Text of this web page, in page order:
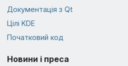
Документація з Qt
Цілі KDE
Початковий код
Новини і преса